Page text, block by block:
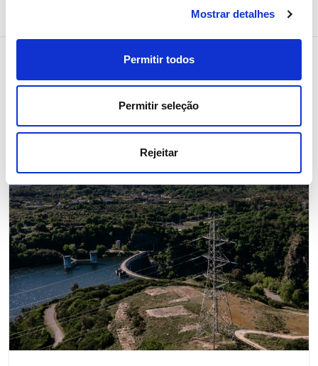
Mostrar detalhes
Permitir todos
Permitir seleção
Rejeitar
Notícias relacionadas